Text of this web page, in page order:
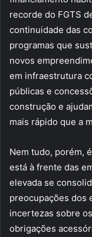
recorde do FGTS
continuidade das
programas que
novos
em infraestrutura
públicas e
construção e
mais rápido que a
Nem tudo, porém,
está à frente das
elevada se
preocupações dos
incertezas sobre
obrigações